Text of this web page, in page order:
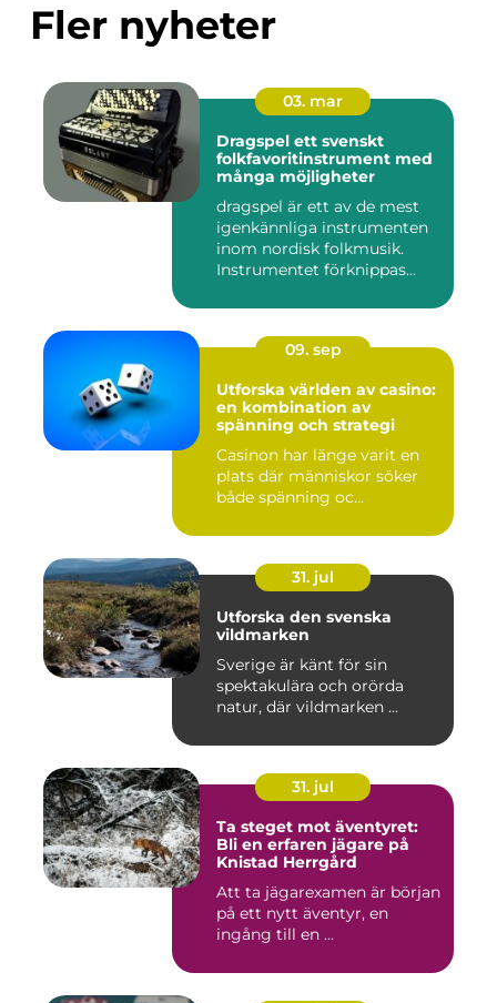
Fler nyheter
03. mar
Dragspel ett svenskt
folkfavoritinstrument med
många möjligheter
dragspel är ett av de mest
igenkännliga instrumenten
inom nordisk folkmusik.
Instrumentet förknippas...
09. sep
Utforska världen av casino:
en kombination av
spänning och strategi
Casinon har länge varit en
plats där människor söker
både spänning oc...
31. jul
Utforska den svenska
vildmarken
Sverige är känt för sin
spektakulära och orörda
natur, där vildmarken ...
31. jul
Ta steget mot äventyret:
Bli en erfaren jägare på
Knistad Herrgård
Att ta jägarexamen är början
på ett nytt äventyr, en
ingång till en ...